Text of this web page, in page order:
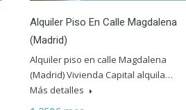
Alquiler Piso En Calle Magdalena
(Madrid)
Alquiler piso en calle Magdalena
(Madrid) Vivienda Capital alquila…
Más detalles